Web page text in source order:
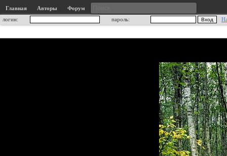
Главная Авторы
Форум
логин:
пароль: